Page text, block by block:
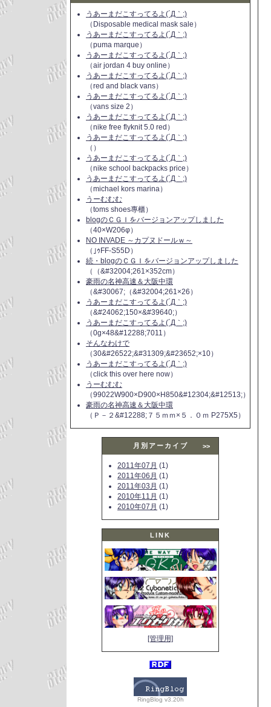
うあーまだこすってるよ(´Д｀;)
（Disposable medical mask sale）
うあーまだこすってるよ(´Д｀;)
（puma marque）
うあーまだこすってるよ(´Д｀;)
（air jordan 4 buy online）
うあーまだこすってるよ(´Д｀;)
（red and black vans）
うあーまだこすってるよ(´Д｀;)
（vans size 2）
うあーまだこすってるよ(´Д｀;)
（nike free flyknit 5.0 red）
うあーまだこすってるよ(´Д｀;)
（）
うあーまだこすってるよ(´Д｀;)
（nike school backpacks price）
うあーまだこすってるよ(´Д｀;)
（michael kors marina）
うーむむむ
（toms shoes專櫃）
blogのＣＧＩをバージョンアップしました
（40×W206φ）
NO INVADE ～カプヌドールｗ～
（｣ｩFF-S55D）
続・blogのＣＧＩをバージョンアップしました
（（&#32004;261×352cm）
豪雨の名神高速＆大阪中環
（&#30067;（&#32004;261×26）
うあーまだこすってるよ(´Д｀;)
（&#24062;150×&#39640;）
うあーまだこすってるよ(´Д｀;)
（0g×48&#12288;7011）
そんなわけで
（30&#26522;&#31309;&#23652;×10）
うあーまだこすってるよ(´Д｀;)
（click this over here now）
うーむむむ
（99022W900×D900×H850&#12304;&#12513;）
豪雨の名神高速＆大阪中環
（Ｐ－２&#12288;７５ｍｍ×５．０ｍ P275X5）
月別アーカイブ >>
2011年07月 (1)
2011年06月 (1)
2011年03月 (1)
2010年11月 (1)
2010年07月 (1)
LINK
[管理用]
RingBlog v3.20h